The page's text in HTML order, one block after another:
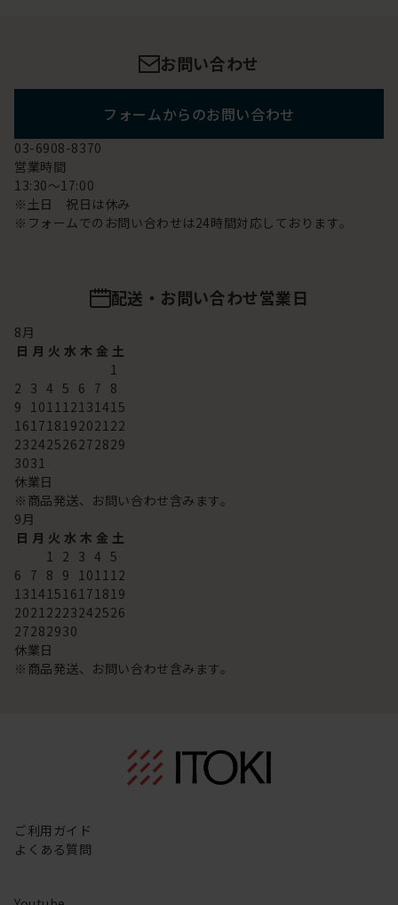
お問い合わせ
フォームからのお問い合わせ
03-6908-8370
営業時間
13:30～17:00
※土日 祝日は休み
※フォームでのお問い合わせは24時間対応しております。
配送・お問い合わせ営業日
8月
日 月 火 水 木 金 土
1
2 3 4 5 6 7 8
9 101112131415
16171819202122
23242526272829
3031
休業日
※商品発送、お問い合わせ含みます。
9月
日 月 火 水 木 金 土
1 2 3 4 5
6 7 8 9 101112
13141516171819
20212223242526
27282930
休業日
※商品発送、お問い合わせ含みます。
ご利用ガイド
よくある質問